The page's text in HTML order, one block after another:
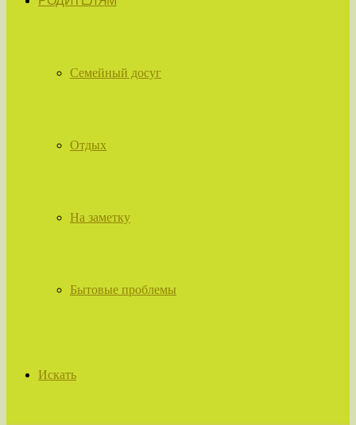
Семейный досуг
Отдых
На заметку
Бытовые проблемы
Искать